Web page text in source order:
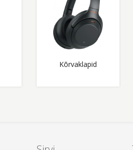
Kõrvaklapid